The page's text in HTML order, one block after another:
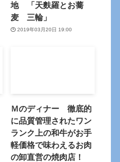
地 「天麩羅とお蕎
麦 三輪」
2019年03月20日 19:00
Ｍのディナー 徹底的
に品質管理されたワン
ランク上の和牛がお手
軽価格で味わえるお肉
の卸直営の焼肉店！